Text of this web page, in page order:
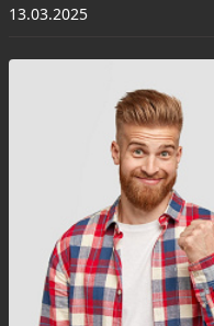
13.03.2025